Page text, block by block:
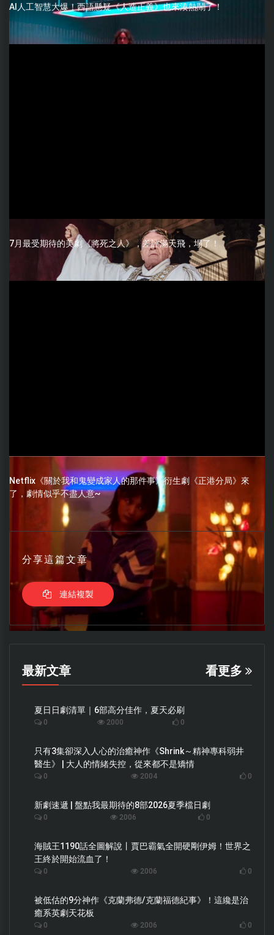
AI人工智慧大爆！西語懸疑《人造正義》也來湊熱鬧了！
7月最受期待的美劇《將死之人》，差評滿天飛，塌了！
Netflix《關於我和鬼變成家人的那件事》衍生劇《正港分局》來
了，劇情似乎不盡人意~
分享這篇文章
連結複製
最新文章 看更多
夏日日劇清單｜6部高分佳作，夏天必刷
0 2000 0
只有3集卻深入人心的治癒神作《Shrink～精神專科弱井
醫生》 | 大人的情緒失控，從來都不是矯情
0 2004 0
新劇速遞 | 盤點我最期待的8部2026夏季檔日劇
0 2006 0
海賊王1190話全圖解說丨賈巴霸氣全開硬剛伊姆！世界之
王終於開始流血了！
0 2006 0
被低估的9分神作《克蘭弗德/克蘭福德紀事》！這纔是治
癒系英劇天花板
0 2006 0